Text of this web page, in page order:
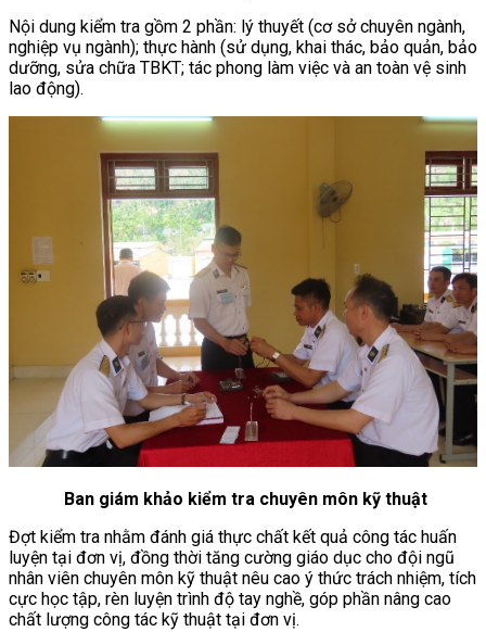
Nội dung kiểm tra gồm 2 phần: lý thuyết (cơ sở chuyên ngành,
nghiệp vụ ngành); thực hành (sử dụng, khai thác, bảo quản, bảo
dưỡng, sửa chữa TBKT; tác phong làm việc và an toàn vệ sinh
lao động).
Ban giám khảo kiểm tra chuyên môn kỹ thuật
Đợt kiểm tra nhằm đánh giá thực chất kết quả công tác huấn
luyện tại đơn vị, đồng thời tăng cường giáo dục cho đội ngũ
nhân viên chuyên môn kỹ thuật nêu cao ý thức trách nhiệm, tích
cực học tập, rèn luyện trình độ tay nghề, góp phần nâng cao
chất lượng công tác kỹ thuật tại đơn vị.